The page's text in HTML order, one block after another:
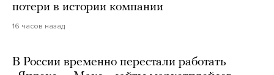
потери в истории компании
16 часов назад
В России временно перестали работать